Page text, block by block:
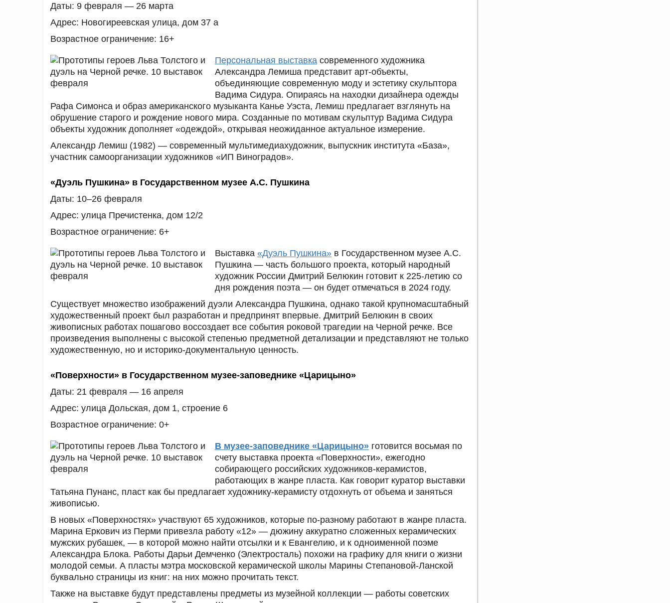
Даты: 9 февраля — 26 марта
Адрес: Новогиреевская улица, дом 37 а
Возрастное ограничение: 16+
Персональная выставка современного художника
Александра Лемиша представит арт-объекты,
объединяющие современную моду и эстетику скульптора
Вадима Сидура. Опираясь на находки дизайнера одежды
Рафа Симонса и образ американского музыканта Канье Уэста, Лемиш предлагает взглянуть на
обрушение старого и рождение нового мира. Созданные по мотивам скульптур Вадима Сидура
объекты художник дополняет «одеждой», открывая неожиданное актуальное измерение.
Александр Лемиш (1982) — современный мультимедиахудожник, выпускник института «База»,
участник самоорганизации художников «ИП Виноградов».
«Дуэль Пушкина» в Государственном музее А.С. Пушкина
Даты: 10–26 февраля
Адрес: улица Пречистенка, дом 12/2
Возрастное ограничение: 6+
Выставка «Дуэль Пушкина» в Государственном музее А.С.
Пушкина — часть большого проекта, который народный
художник России Дмитрий Белюкин готовит к 225-летию со
дня рождения поэта — он будет отмечаться в 2024 году.
Существует множество изображений дуэли Александра Пушкина, однако такой крупномасштабный
художественный проект был разработан и предпринят впервые. Дмитрий Белюкин в своих
живописных работах пошагово воссоздает все события роковой трагедии на Черной речке. Все
произведения выполнены с высокой степенью предметной детализации и представляют не только
художественную, но и историко-документальную ценность.
«Поверхности» в Государственном музее-заповеднике «Царицыно»
Даты: 21 февраля — 16 апреля
Адрес: улица Дольская, дом 1, строение 6
Возрастное ограничение: 0+
В музее-заповеднике «Царицыно» готовится восьмая по
счету выставка проекта «Поверхности», ежегодно
собирающего российских художников-керамистов,
работающих в жанре пласта. Как говорит куратор выставки
Татьяна Пунанс, пласт как бы предлагает художнику-керамисту отдохнуть от объема и заняться
живописью.
В новых «Поверхностях» участвуют 65 художников, которые по-разному работают в жанре пласта.
Марина Еркович из Перми привезла работу «12» — дюжину аккуратно сложенных керамических
мужских рубашек, — в которой можно найти отсылки и к Евангелию, и к одноименной поэме
Александра Блока. Работы Дарьи Демченко (Электросталь) похожи на графику для книги о жизни
молодой семьи. А пласты мэтра московской керамической школы Марины Степановой-Ланской
буквально страницы из книг: на них можно прочитать текст.
Также на выставке будут представлены предметы из музейной коллекции — работы советских